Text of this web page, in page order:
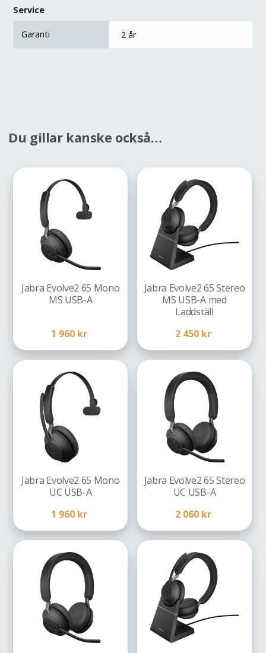
Service
Garanti 2 år
Du gillar kanske också…
Jabra Evolve2 65 Mono
MS USB-A
1 960 kr
Jabra Evolve2 65 Stereo
MS USB-A med
Laddställ
2 450 kr
Jabra Evolve2 65 Mono
UC USB-A
1 960 kr
Jabra Evolve2 65 Stereo
UC USB-A
2 060 kr